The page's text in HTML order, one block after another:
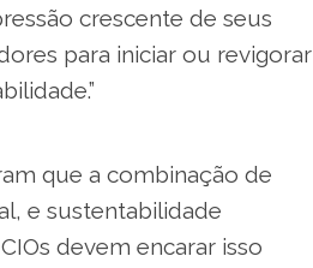
crescente de seus
para iniciar ou revigorar
que a combinação de
e sustentabilidade
devem encarar isso